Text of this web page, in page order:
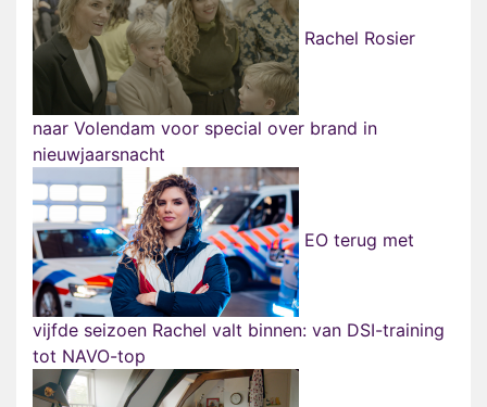
Rachel Rosier
naar Volendam voor special over brand in
nieuwjaarsnacht
EO terug met
vijfde seizoen Rachel valt binnen: van DSI-training
tot NAVO-top